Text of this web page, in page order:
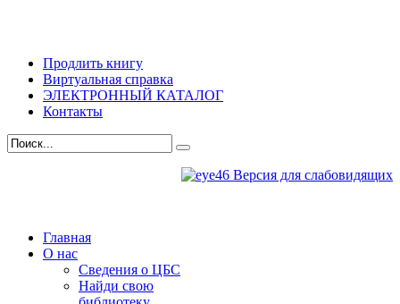
Продлить книгу
Виртуальная справка
ЭЛЕКТРОННЫЙ КАТАЛОГ
Контакты
Версия для слабовидящих
Главная
О нас
Сведения о ЦБС
Найди свою